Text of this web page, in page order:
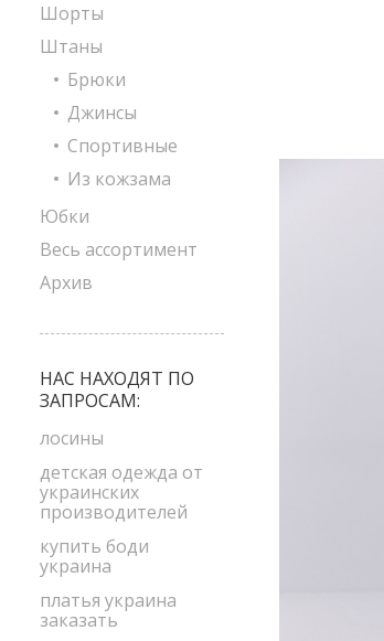
Шорты
Штаны
Брюки
Джинсы
Спортивные
Из кожзама
Юбки
Весь ассортимент
Архив
НАС НАХОДЯТ ПО
ЗАПРОСАМ:
лосины
детская одежда от
украинских
производителей
купить боди
украина
платья украина
заказать